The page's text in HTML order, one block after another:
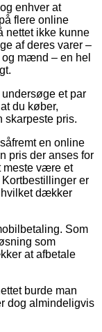
enhver at
flere online
nettet ikke kunne
af deres varer –
mænd – en hel
et par
du køber,
skarpeste pris.
en online
pris der anses for
meste være et
er
hvilket dækker
Som
som
at afbetale
burde man
dog almindeligvis